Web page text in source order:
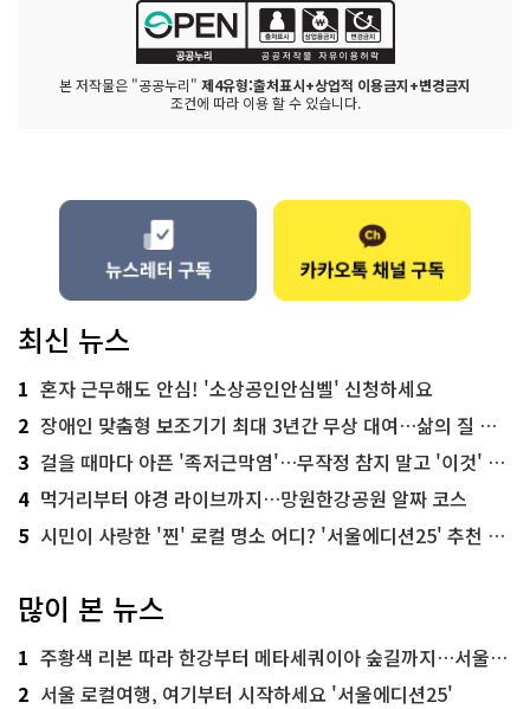
본 저작물은 "공공누리" 제4유형:출처표시+상업적 이용금지+변경금지
조건에 따라 이용 할 수 있습니다.
최신 뉴스
1 혼자 근무해도 안심! '소상공인안심벨' 신청하세요
2 장애인 맞춤형 보조기기 최대 3년간 무상 대여…삶의 질 높인다
3 걸을 때마다 아픈 '족저근막염'…무작정 참지 말고 '이것' 해보세요!
4 먹거리부터 야경 라이브까지…망원한강공원 알짜 코스
5 시민이 사랑한 '찐' 로컬 명소 어디? '서울에디션25' 추천 코스
많이 본 뉴스
1 주황색 리본 따라 한강부터 메타세쿼이아 숲길까지…서울둘레길 15코스
2 서울 로컬여행, 여기부터 시작하세요 '서울에디션25'